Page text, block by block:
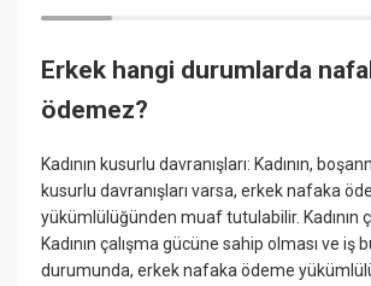
Erkek hangi durumlarda
ödemez?
Kadının kusurlu davranışları: Kadının,
kusurlu davranışları varsa, erkek nafaka
yükümlülüğünden muaf tutulabilir. Kadının
Kadının çalışma gücüne sahip olması ve iş
durumunda, erkek nafaka ödeme